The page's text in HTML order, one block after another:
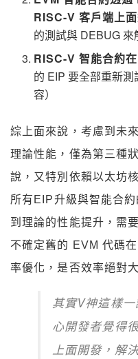
RISC-V 客戶端上
的測試與 DEBUG 來
RISC-V 智能合約
的 EIP 要全部重新
容）
綜上面來說，考慮到未
理論性能，僅為第三種
說，又特別依賴以太坊
所有EIP升級與智能合
到理論的性能提升，需
不確定舊的 EVM 代碼
率優化，是否效率絕對
其實V神這樣
心開發者覺得
上面開發，解